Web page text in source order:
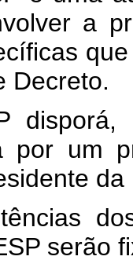
a
Decreto.
por um
da
serão